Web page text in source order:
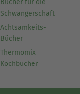
Bücher für die
Schwangerschaft
Achtsamkeits-
Bücher
Thermomix
Kochbücher